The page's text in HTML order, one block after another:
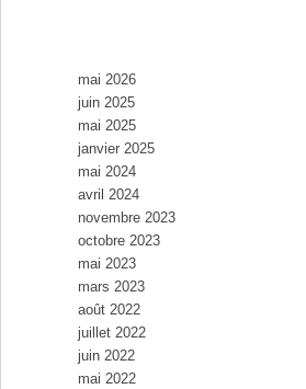
mai 2026
juin 2025
mai 2025
janvier 2025
mai 2024
avril 2024
novembre 2023
octobre 2023
mai 2023
mars 2023
août 2022
juillet 2022
juin 2022
mai 2022